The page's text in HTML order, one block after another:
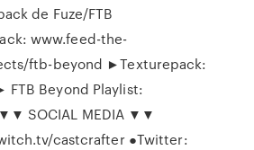
de Fuze/FTB
www.feed-the-
ftb-beyond ►Texturepack:
Beyond Playlist:
SOCIAL MEDIA ▼▼
castcrafter ●Twitter: